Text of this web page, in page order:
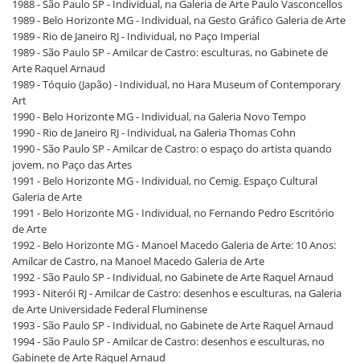
1988 - São Paulo SP - Individual, na Galeria de Arte Paulo Vasconcellos
1989 - Belo Horizonte MG - Individual, na Gesto Gráfico Galeria de Arte
1989 - Rio de Janeiro RJ - Individual, no Paço Imperial
1989 - São Paulo SP - Amilcar de Castro: esculturas, no Gabinete de
Arte Raquel Arnaud
1989 - Tóquio (Japão) - Individual, no Hara Museum of Contemporary
Art
1990 - Belo Horizonte MG - Individual, na Galeria Novo Tempo
1990 - Rio de Janeiro RJ - Individual, na Galeria Thomas Cohn
1990 - São Paulo SP - Amilcar de Castro: o espaço do artista quando
jovem, no Paço das Artes
1991 - Belo Horizonte MG - Individual, no Cemig. Espaço Cultural
Galeria de Arte
1991 - Belo Horizonte MG - Individual, no Fernando Pedro Escritório
de Arte
1992 - Belo Horizonte MG - Manoel Macedo Galeria de Arte: 10 Anos:
Amilcar de Castro, na Manoel Macedo Galeria de Arte
1992 - São Paulo SP - Individual, no Gabinete de Arte Raquel Arnaud
1993 - Niterói RJ - Amilcar de Castro: desenhos e esculturas, na Galeria
de Arte Universidade Federal Fluminense
1993 - São Paulo SP - Individual, no Gabinete de Arte Raquel Arnaud
1994 - São Paulo SP - Amilcar de Castro: desenhos e esculturas, no
Gabinete de Arte Raquel Arnaud